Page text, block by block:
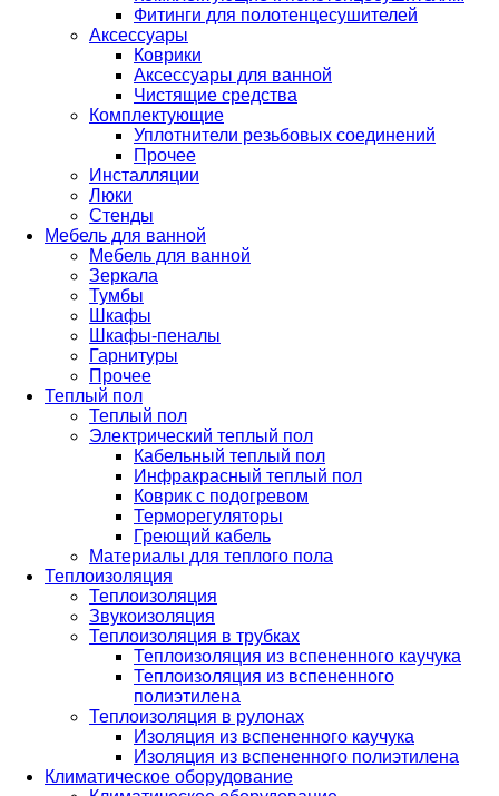
Фитинги для полотенцесушителей
Аксессуары
Коврики
Аксессуары для ванной
Чистящие средства
Комплектующие
Уплотнители резьбовых соединений
Прочее
Инсталляции
Люки
Стенды
Мебель для ванной
Мебель для ванной
Зеркала
Тумбы
Шкафы
Шкафы-пеналы
Гарнитуры
Прочее
Теплый пол
Теплый пол
Электрический теплый пол
Кабельный теплый пол
Инфракрасный теплый пол
Коврик с подогревом
Терморегуляторы
Греющий кабель
Материалы для теплого пола
Теплоизоляция
Теплоизоляция
Звукоизоляция
Теплоизоляция в трубках
Теплоизоляция из вспененного каучука
Теплоизоляция из вспененного
полиэтилена
Теплоизоляция в рулонах
Изоляция из вспененного каучука
Изоляция из вспененного полиэтилена
Климатическое оборудование